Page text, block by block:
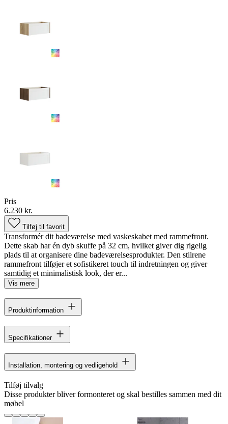
Pris
6.230 kr.
Tilføj til favorit
Transformér dit badeværelse med vaskeskabet med rammefront.
Dette skab har én dyb skuffe på 32 cm, hvilket giver dig rigelig
plads til at organisere dine badeværelsesprodukter. Den stilrene
rammefront tilføjer et sofistikeret touch til indretningen og giver
samtidig et minimalistisk look, der er...
Vis mere
Produktinformation
Specifikationer
Installation, montering og vedligehold
Tilføj tilvalg
Disse produkter bliver formonteret og skal bestilles sammen med dit
møbel